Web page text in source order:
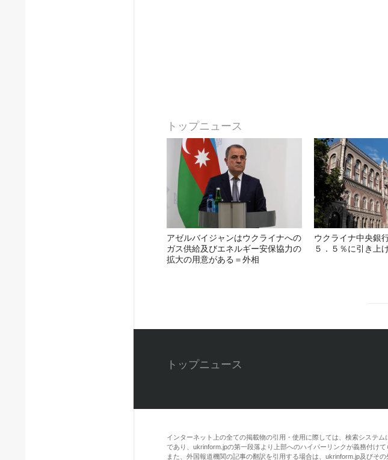
トップニュース
アゼルバイジャンはウクライナへの
ガス供給及びエネルギー安保協力の
拡大の用意がある＝外相
ウクライナ中央銀
５．５％に引き上
トップニュース
インターネット上の全ての掲載物の引用・使用に際しては、検索システム
であり、ukrinform.jpの第一段落より上部へのハイパーリンクが義務付けて
また、外国報道機関の記事の翻訳を引用する場合は、ukrinform.jp及びそ